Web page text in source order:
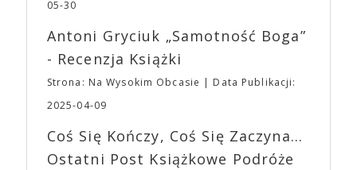
jednego z najbardziej interesujących współczesnych
(„Joker”, „Ona”) w swojej najbardziej zaskakującej
roli. Twórca kultowych „Dziedzictwo. Hereditary” i
„Midsommar. W biały dzień” zrealizował najbardziej
osobisty film, który pozwolił mu w pełni podzielić
się z widzami swoimi lękami, wizją świata, a przede
„Bo się boi” w kinach od 21 kwietnia.
Wystawców i Obsługi. Na terenie hali nie zabraknie
Waszych ulubionych Wystawców serwujących
napoje oraz drobne przekąski a przed halą
planujemy Strefę FoodTrucków. Życzymy Wam
fantastycznego czasu oczekiwania na nadchodzącą
EXPO XXI!
05-30
Antoni Gryciuk „Samotność Boga”
- Recenzja Książki
Strona: Na Wysokim Obcasie
Data Publikacji:
2025-04-09
Coś Się Kończy, Coś Się Zaczyna...
Ostatni Post Książkowe Podróże